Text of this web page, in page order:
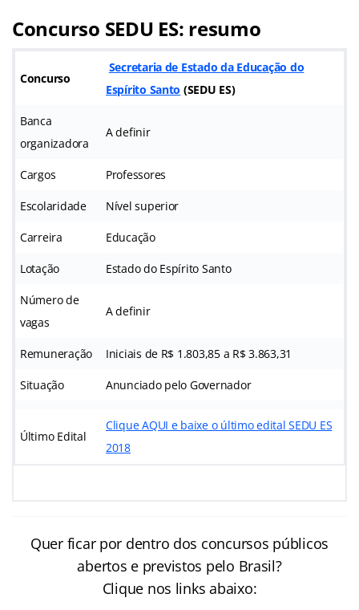
Concurso SEDU ES: resumo
Concurso
Secretaria de Estado da Educação do
Espírito Santo (SEDU ES)
Banca
organizadora
A definir
Cargos Professores
Escolaridade Nível superior
Carreira Educação
Lotação Estado do Espírito Santo
Número de
vagas
A definir
Remuneração Iniciais de R$ 1.803,85 a R$ 3.863,31
Situação Anunciado pelo Governador
Último Edital
Clique AQUI e baixe o último edital SEDU ES
2018
Quer ficar por dentro dos concursos públicos
abertos e previstos pelo Brasil?
Clique nos links abaixo: